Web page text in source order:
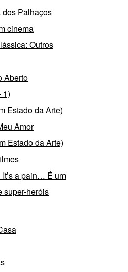
Palhaços
cinema
Outros
Aberto
1)
Estado da Arte)
Amor
Estado da Arte)
a pain… É um
super-heróis